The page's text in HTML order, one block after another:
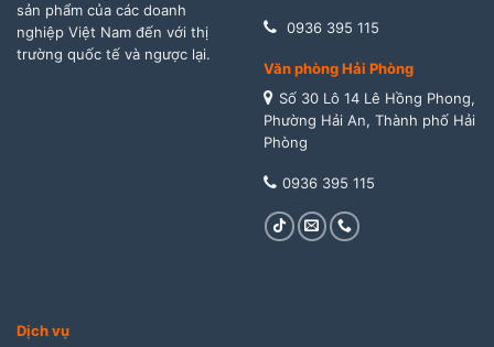
sản phẩm của các doanh
nghiệp Việt Nam đến với thị
trường quốc tế và ngược lại.
0936 395 115
Văn phòng Hải Phòng
Số 30 Lô 14 Lê Hồng Phong,
Phường Hải An, Thành phố Hải
Phòng
0936 395 115
Dịch vụ